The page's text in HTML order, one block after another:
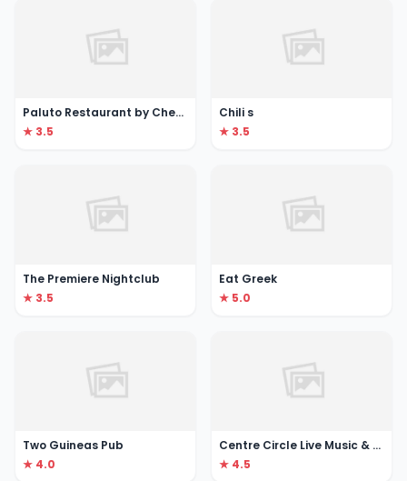
Paluto Restaurant by Chef Boy Logro
★ 3.5
Chili s
★ 3.5
The Premiere Nightclub
★ 3.5
Eat Greek
★ 5.0
Two Guineas Pub
★ 4.0
Centre Circle Live Music & Sports Bar
★ 4.5